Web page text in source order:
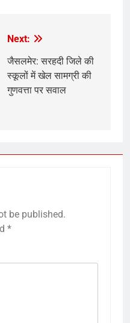
Next:
जैसलमेर: सरहदी जिले की
स्कूलों में खेल सामग्री की
गुणवत्ता पर सवाल
be published.
*